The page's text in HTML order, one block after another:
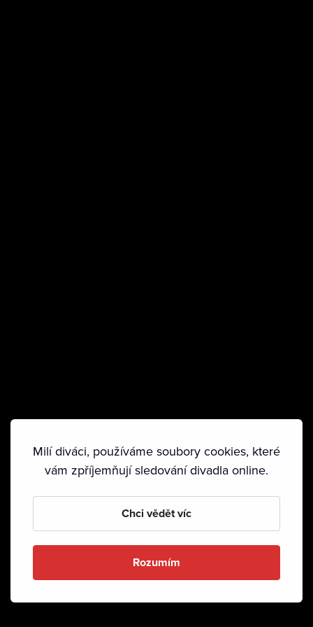
Milí diváci, používáme soubory cookies, které
vám zpříjemňují sledování divadla online.
Chci vědět víc
Rozumím